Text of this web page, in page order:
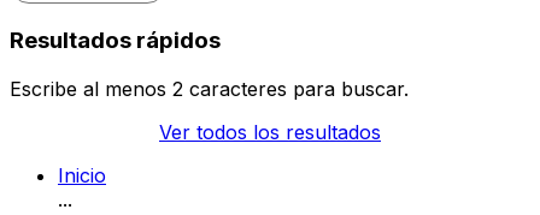
Resultados rápidos
Escribe al menos 2 caracteres para buscar.
Ver todos los resultados
Inicio
...